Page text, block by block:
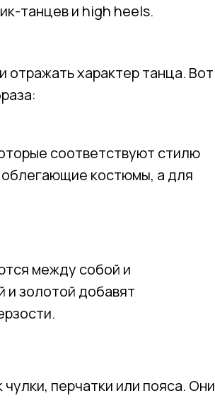
танцев и high heels.
характер танца. Вот
соответствуют стилю
костюмы, а для
между собой и
и золотой добавят
перчатки или пояса. Они